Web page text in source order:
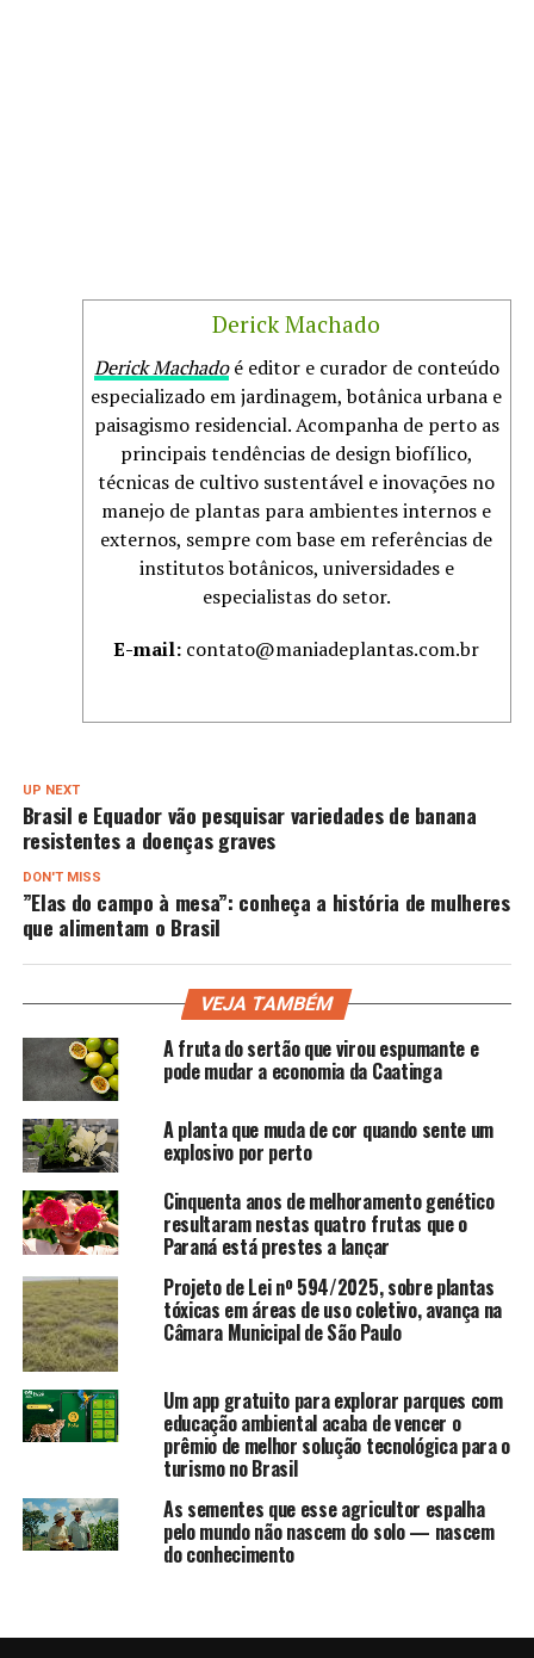
Derick Machado
Derick Machadoé editor e curador de conteúdo
especializado em jardinagem, botânica urbana e
paisagismo residencial. Acompanha de perto as
principais tendências de design biofílico,
técnicas de cultivo sustentável e inovações no
manejo de plantas para ambientes internos e
externos, sempre com base em referências de
institutos botânicos, universidades e
especialistas do setor.
E-mail: contato@maniadeplantas.com.br
UP NEXT
Brasil e Equador vão pesquisar variedades de banana
resistentes a doenças graves
DON'T MISS
”Elas do campo à mesa”: conheça a história de mulheres
que alimentam o Brasil
VEJA TAMBÉM
A fruta do sertão que virou espumante e
pode mudar a economia da Caatinga
A planta que muda de cor quando sente um
explosivo por perto
Cinquenta anos de melhoramento genético
resultaram nestas quatro frutas que o
Paraná está prestes a lançar
Projeto de Lei nº 594/2025, sobre plantas
tóxicas em áreas de uso coletivo, avança na
Câmara Municipal de São Paulo
Um app gratuito para explorar parques com
educação ambiental acaba de vencer o
prêmio de melhor solução tecnológica para o
turismo no Brasil
As sementes que esse agricultor espalha
pelo mundo não nascem do solo — nascem
do conhecimento